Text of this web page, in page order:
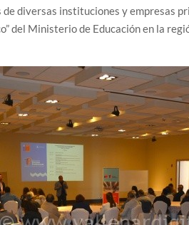
diversas instituciones y empresas
del Ministerio de Educación en la